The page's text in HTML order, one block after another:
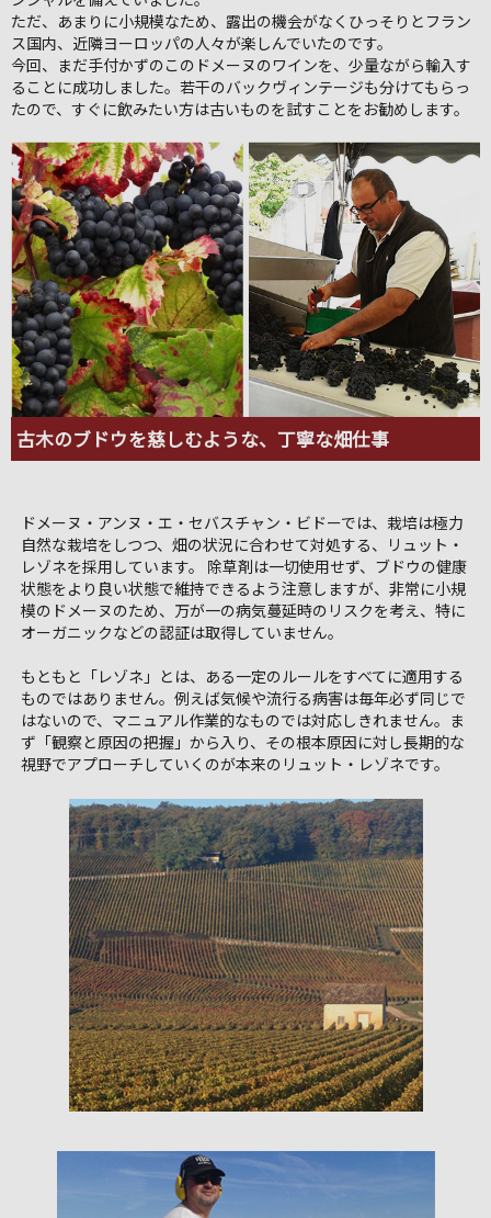
ただ、あまりに小規模なため、露出の機会がなくひっそりとフラン
ス国内、近隣ヨーロッパの人々が楽しんでいたのです。
今回、まだ手付かずのこのドメーヌのワインを、少量ながら輸入す
ることに成功しました。若干のバックヴィンテージも分けてもらっ
たので、すぐに飲みたい方は古いものを試すことをお勧めします。
古木のブドウを慈しむような、丁寧な畑仕事
ドメーヌ・アンヌ・エ・セバスチャン・ビドーでは、栽培は極力
自然な栽培をしつつ、畑の状況に合わせて対処する、リュット・
レゾネを採用しています。 除草剤は一切使用せず、ブドウの健康
状態をより良い状態で維持できるよう注意しますが、非常に小規
模のドメーヌのため、万が一の病気蔓延時のリスクを考え、特に
オーガニックなどの認証は取得していません。
もともと「レゾネ」とは、ある一定のルールをすべてに適用する
ものではありません。例えば気候や流行る病害は毎年必ず同じで
はないので、マニュアル作業的なものでは対応しきれません。ま
ず「観察と原因の把握」から入り、その根本原因に対し長期的な
視野でアプローチしていくのが本来のリュット・レゾネです。